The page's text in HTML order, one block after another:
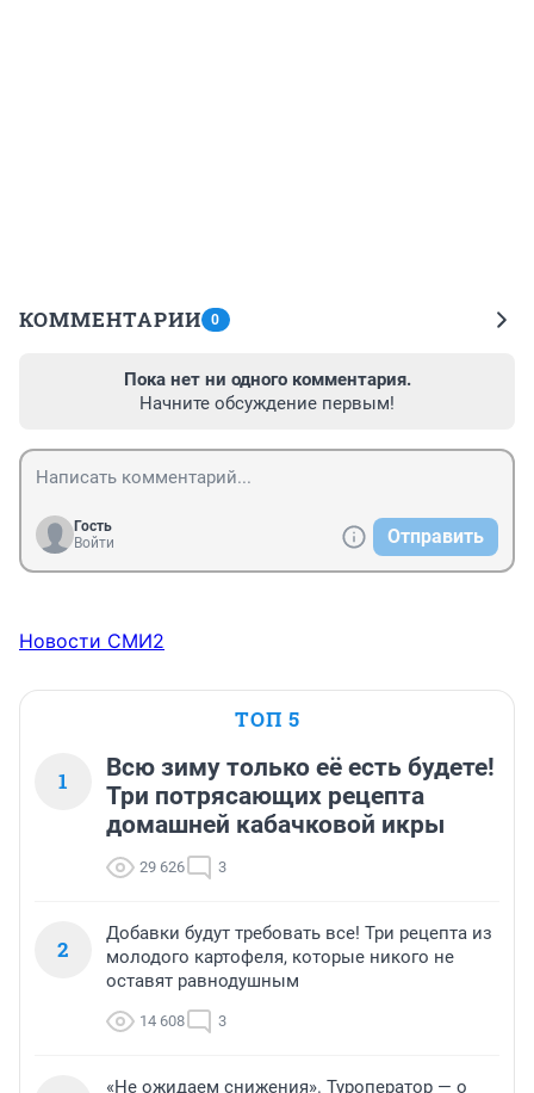
КОММЕНТАРИИ 0
Пока нет ни одного комментария.
Начните обсуждение первым!
Гость
Войти
Отправить
Новости СМИ2
ТОП 5
1
Всю зиму только её есть будете!
Три потрясающих рецепта
домашней кабачковой икры
29 626 3
2
Добавки будут требовать все! Три рецепта из
молодого картофеля, которые никого не
оставят равнодушным
14 608 3
«Не ожидаем снижения». Туроператор — о